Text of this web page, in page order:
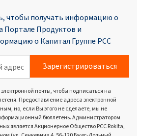
чтобы получать информацию о
Портале Продуктoв и
о Капитал Группе PCC
Зарегистрироваться
почты, чтобы подписаться на
Предоставление адреса электронной
но, если Вы этого не сделаете, мы не
бюллетень. Администратором
является Акционерное Общество PCC Rokita,